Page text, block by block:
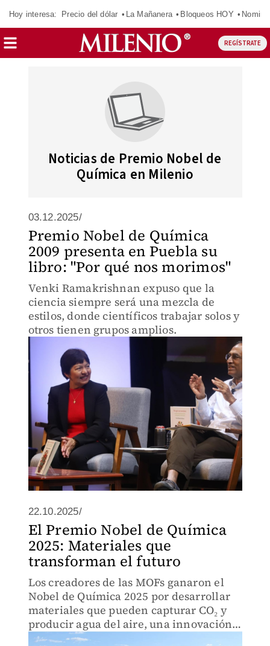
Hoy interesa: Precio del dólar La Mañanera Bloqueos HOY
REGÍSTRATE
Noticias de Premio Nobel de
Química en Milenio
03.12.2025/
Premio Nobel de Química
2009 presenta en Puebla su
libro: "Por qué nos morimos"
Venki Ramakrishnan expuso que la
ciencia siempre será una mezcla de
estilos, donde científicos trabajar solos y
otros tienen grupos amplios.
22.10.2025/
El Premio Nobel de Química
2025: Materiales que
transforman el futuro
Los creadores de las MOFs ganaron el
Nobel de Química 2025 por desarrollar
materiales que pueden capturar CO₂ y
producir agua del aire, una innovación
clave frente a la crisis climática.